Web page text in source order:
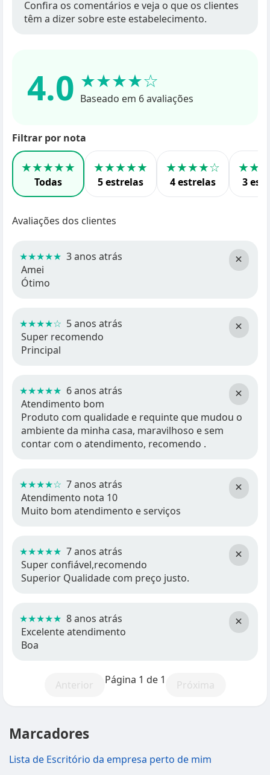
Confira os comentários e veja o que os clientes
têm a dizer sobre este estabelecimento.
4.0 ★★★★☆
Baseado em 6 avaliações
Filtrar por nota
★★★★★
Todas
★★★★★
5 estrelas
★★★★☆
4 estrelas 3
Avaliações dos clientes
×
★★★★★ 3 anos atrás
Amei
Ótimo
×
★★★★☆ 5 anos atrás
Super recomendo
Principal
×
★★★★★ 6 anos atrás
Atendimento bom
Produto com qualidade e requinte que mudou o
ambiente da minha casa, maravilhoso e sem
contar com o atendimento, recomendo .
×
★★★★☆ 7 anos atrás
Atendimento nota 10
Muito bom atendimento e serviços
×
★★★★★ 7 anos atrás
Super confiável,recomendo
Superior Qualidade com preço justo.
×
★★★★★ 8 anos atrás
Excelente atendimento
Boa
Anterior Página 1 de 1 Próxima
Marcadores
Lista de Escritório da empresa perto de mim